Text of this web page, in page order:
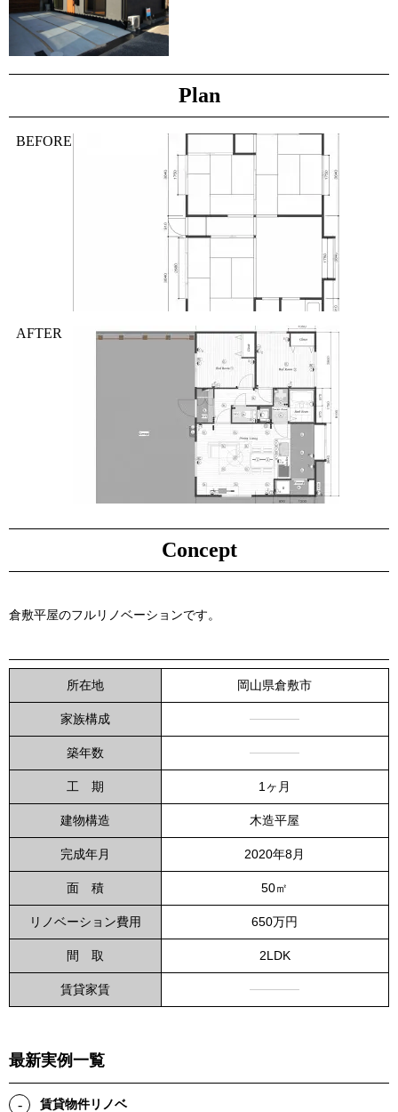
Plan
BEFORE
AFTER
Concept
倉敷平屋のフルリノベーションです。
所在地 岡山県倉敷市
家族構成
築年数
工期 1ヶ月
建物構造 木造平屋
完成年月 2020年8月
面積 50㎡
リノベーション費用 650万円
間取 2LDK
賃貸家賃
最新実例一覧
賃貸物件リノベ